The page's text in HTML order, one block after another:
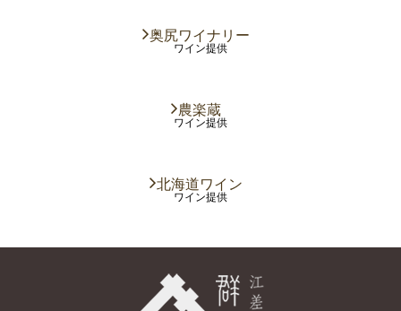
奥尻ワイナリー
ワイン提供
農楽蔵
ワイン提供
北海道ワイン
ワイン提供